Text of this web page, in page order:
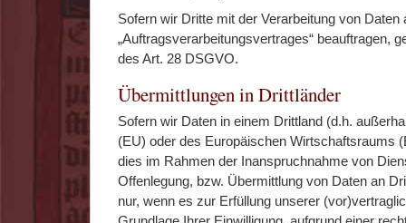
Sofern wir Dritte mit der Verarbeitung von Daten
„Auftragsverarbeitungsvertrages“ beauftragen,
des Art. 28 DSGVO.
Übermittlungen in Drittländer
Sofern wir Daten in einem Drittland (d.h.
(EU) oder des Europäischen Wirtschaftsraums
dies im Rahmen der Inanspruchnahme von
Offenlegung, bzw. Übermittlung von Daten an
nur, wenn es zur Erfüllung unserer